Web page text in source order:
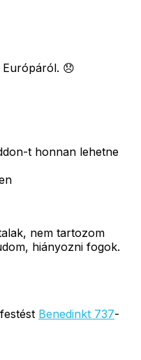
😞
t honnan lehetne
nem tartozom
hiányozni fogok.
Benedinkt 737-